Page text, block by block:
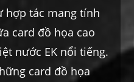
hợp tác mang tính
card đồ họa cao
nước EK nổi tiếng.
card đồ họa